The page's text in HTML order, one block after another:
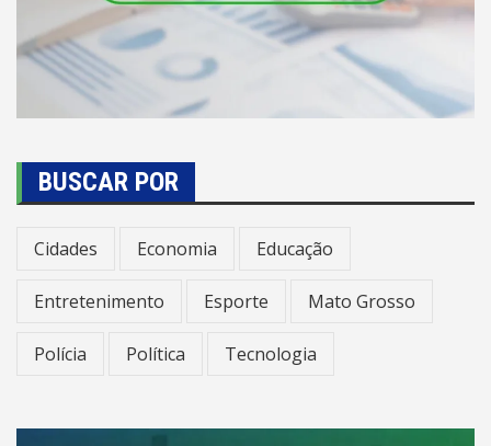
BUSCAR POR
Cidades Economia Educação
Entretenimento Esporte Mato Grosso
Polícia Política Tecnologia